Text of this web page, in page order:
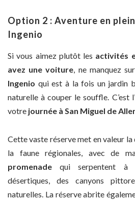
Option 2 : Aventure en
Ingenio
Si vous aimez plutôt les activités
avez une voiture, ne manquez
Ingenio qui est à la fois un jardin
naturelle à couper le souffle. C’est
votre journée à San Miguel de
Cette vaste réserve met en valeur
la faune régionales, avec de
promenade qui serpentent à
désertiques, des canyons
naturelles. La réserve abrite